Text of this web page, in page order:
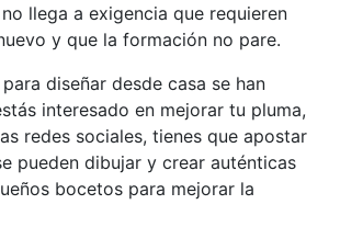
llega a exigencia que requieren
y que la formación no pare.
diseñar desde casa se han
interesado en mejorar tu pluma,
redes sociales, tienes que apostar
pueden dibujar y crear auténticas
bocetos para mejorar la